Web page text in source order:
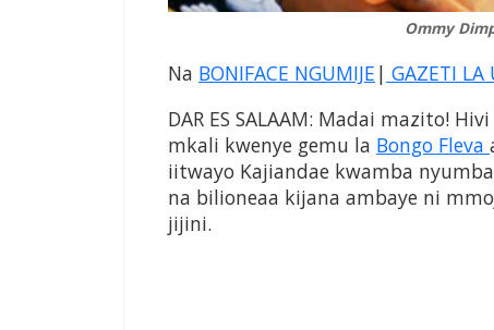
Ommy
Na BONIFACE NGUMIJE | GAZETI LA
DAR ES SALAAM: Madai mazito!
mkali kwenye gemu la Bongo Fleva
iitwayo Kajiandae kwamba
na bilioneaa kijana ambaye ni
jijini.